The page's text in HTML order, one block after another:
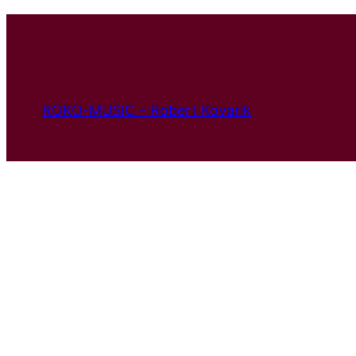
ROKO-MUSIC – Robert Kovarik